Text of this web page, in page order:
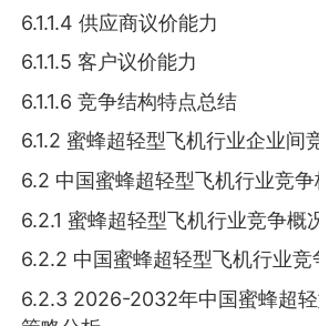
6.1.1.4 供应商议价能力
6.1.1.5 客户议价能力
6.1.1.6 竞争结构特点总结
6.1.2 蜜蜂超轻型飞机行业企业间
6.2 中国蜜蜂超轻型飞机行业竞
6.2.1 蜜蜂超轻型飞机行业竞争概
6.2.2 中国蜜蜂超轻型飞机行业竞
6.2.3 2026-2032年中国蜜蜂超